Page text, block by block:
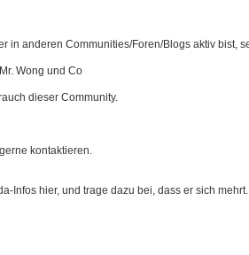
in anderen Communities/Foren/Blogs aktiv bist,
Wong und Co
dieser Community.
kontaktieren.
Infos hier, und trage dazu bei, dass er sich